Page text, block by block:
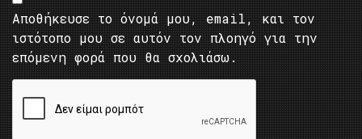
Αποθήκευσε το όνομά μου, email, και τον
ιστότοπο μου σε αυτόν τον πλοηγό για την
επόμενη φορά που θα σχολιάσω.